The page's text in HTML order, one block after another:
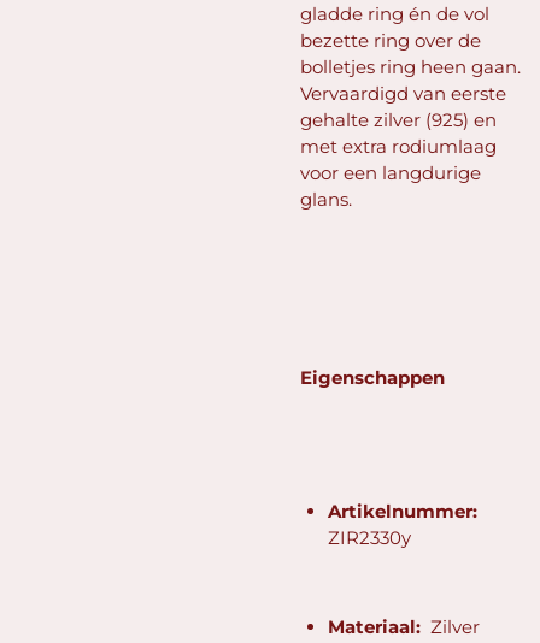
gladde ring én de vol
bezette ring over de
bolletjes ring heen gaan.
Vervaardigd van eerste
gehalte zilver (925) en
met extra rodiumlaag
voor een langdurige
glans.
Eigenschappen
Artikelnummer:
ZIR2330y
Materiaal: Zilver